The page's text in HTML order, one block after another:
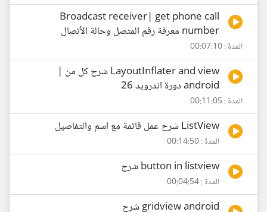
Broadcast receiver| get phone call
number معرفة رقم المتصل وحالة الأتصال
المدة : 00:07:10
LayoutInflater and view شرح كل من |
android دورة اندرويد 26
المدة : 00:11:05
ListView شرح عمل قائمة مع اسم والتفاصيل
المدة : 00:14:50
button in listview شرح
المدة : 00:04:54
gridview android شرح